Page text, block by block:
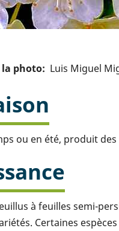
photo Luis Miguel
ou en été, produit
à feuilles semi-
Certaines